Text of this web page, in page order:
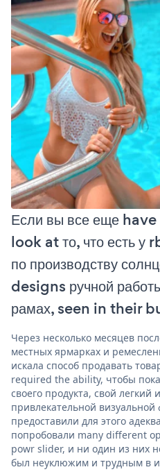
Если вы все еще
look at то, что есть у
по производству
designs ручной
рамах, seen in their
Через несколько месяцев
местных ярмарках и
искала способ продавать
required the ability, чтобы
своего продукта, свой
привлекательной
предоставили для этого
попробовали many different
powr slider, и ни один из них
был неуклюжим и трудным в